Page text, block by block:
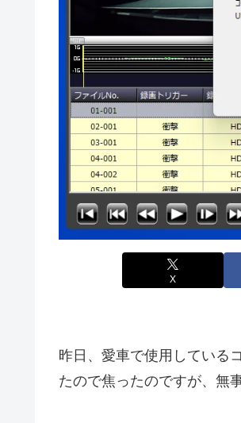
X
昨日、愛車で使用している
たので焦ったのですが、無